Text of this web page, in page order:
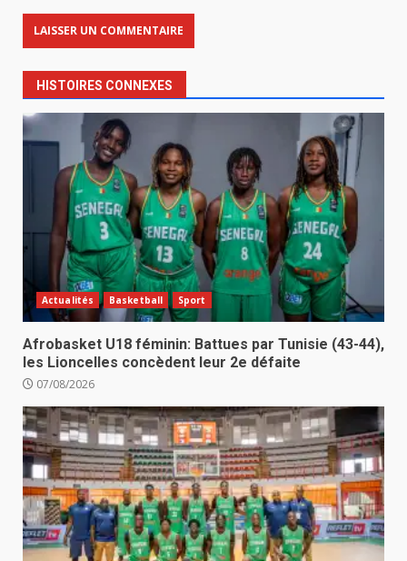
HISTOIRES CONNEXES
Actualités Basketball Sport
Afrobasket U18 féminin: Battues par Tunisie (43-44),
les Lioncelles concèdent leur 2e défaite
07/08/2026